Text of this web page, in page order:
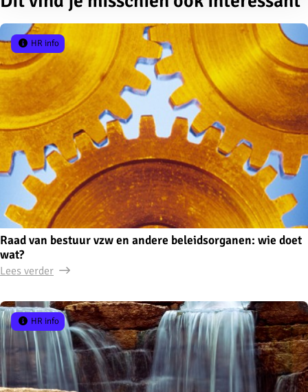
Raad van bestuur vzw en andere beleidsorganen: wie doet
wat?
HR info
Lees verder
HR info